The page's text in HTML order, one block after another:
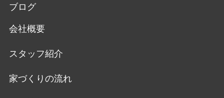
ブログ
会社概要
スタッフ紹介
家づくりの流れ